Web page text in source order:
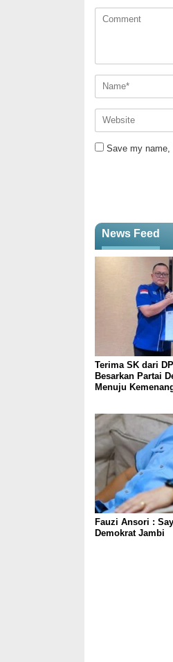
Save my name,
News Feed
Terima SK dari
Besarkan Partai
Menuju
Fauzi Ansori :
Demokrat Jambi